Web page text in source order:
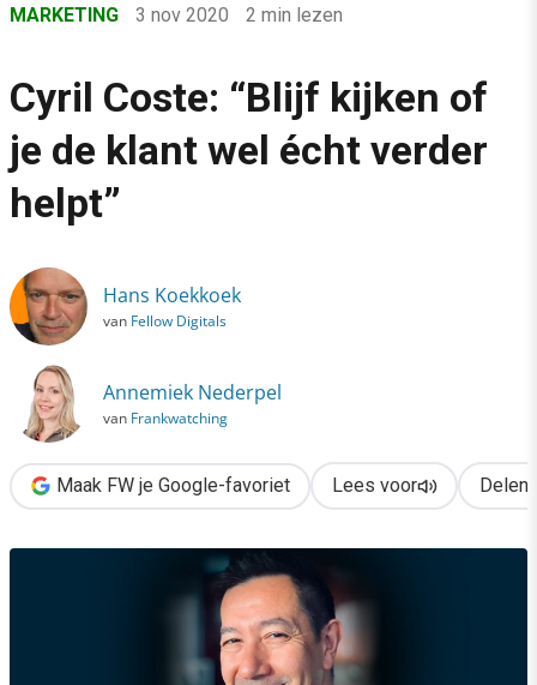
›
›
Marketing
›
Cyril Coste: “Blijf kijken of je de klant wel écht verder helpt”
MARKETING 3 nov 2020 2 min lezen
Cyril Coste: “Blijf kijken of
je de klant wel écht verder
helpt”
Hans Koekkoek
van Fellow Digitals
Annemiek Nederpel
van Frankwatching
Maak FW je Google-favoriet Lees voor Delen